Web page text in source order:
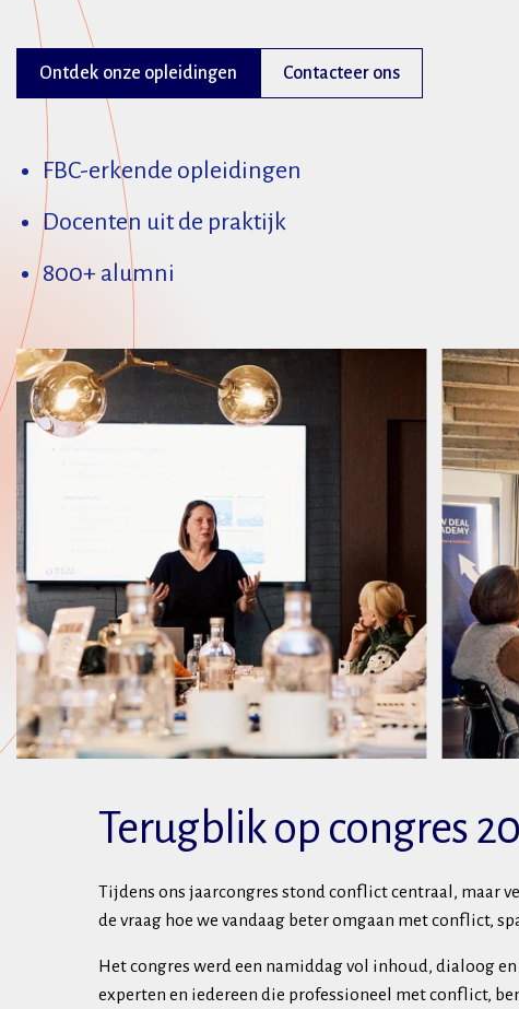
Ontdek onze opleidingen Contacteer ons
FBC-erkende opleidingen
Docenten uit de praktijk
800+ alumni
Terugblik op congres
Tijdens ons jaarcongres stond conflict centraal, maar
de vraag hoe we vandaag beter omgaan met conflict,
Het congres werd een namiddag vol inhoud, dialoog
experten en iedereen die professioneel met conflict,